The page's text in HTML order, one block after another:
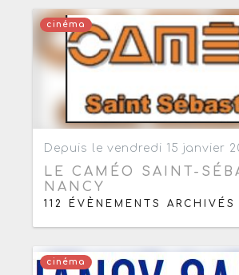
cinéma
Depuis le vendredi 15 janvier
LE CAMÉO SAINT-
NANCY
112 ÉVÈNEMENTS ARCHIVÉS
cinéma